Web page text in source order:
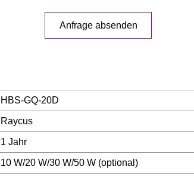
Anfrage absenden
HBS-GQ-20D
Raycus
1 Jahr
10 W/20 W/30 W/50 W (optional)